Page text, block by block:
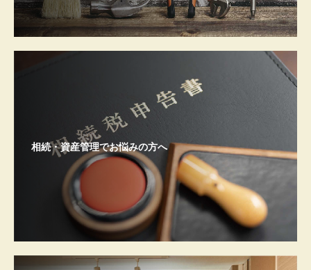
相続・資産管理でお悩みの方へ